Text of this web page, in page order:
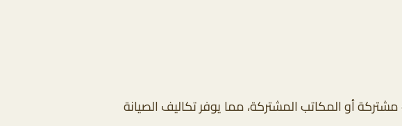
أو المكاتب المشتركة، مما يوفر تكاليف الصيانة